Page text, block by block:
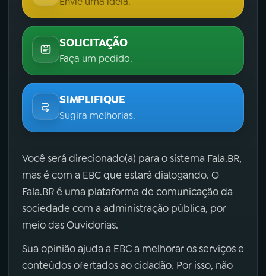
SOLICITAÇÃO
Faça um pedido.
SIMPLIFIQUE
Sugira melhorias.
Você será direcionado(a) para o sistema Fala.BR,
mas é com a EBC que estará dialogando. O
Fala.BR é uma plataforma de comunicação da
sociedade com a administração pública, por
meio das Ouvidorias.
Sua opinião ajuda a EBC a melhorar os serviços e
conteúdos ofertados ao cidadão. Por isso, não